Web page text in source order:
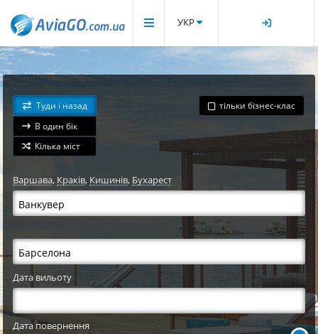
УКР
Туди і назад
В один бік
Кілька міст
тільки бізнес-клас
Варшава,Краків, Кишинів, Бухарест
Дата вильоту
Дата повернення